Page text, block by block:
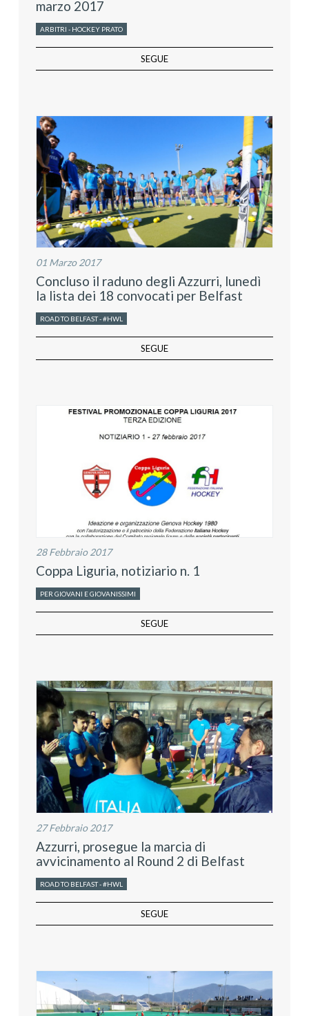
marzo 2017
ARBITRI - HOCKEY PRATO
SEGUE
01 Marzo 2017
Concluso il raduno degli Azzurri, lunedì
la lista dei 18 convocati per Belfast
ROAD TO BELFAST - #HWL
SEGUE
28 Febbraio 2017
Coppa Liguria, notiziario n. 1
PER GIOVANI E GIOVANISSIMI
SEGUE
27 Febbraio 2017
Azzurri, prosegue la marcia di
avvicinamento al Round 2 di Belfast
ROAD TO BELFAST - #HWL
SEGUE